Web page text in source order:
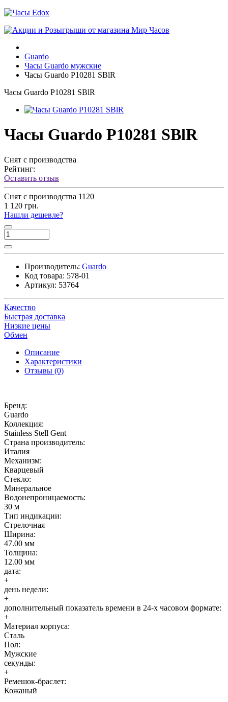
Guardo
Часы Guardo мужские
Часы Guardo P10281 SBlR
Часы Guardo P10281 SBlR
Часы Guardo P10281 SBlR
Снят с производства
Рейтинг:
Оставить отзыв
Снят с производства 1120
1 120 грн.
Нашли дешевле?
Производитель: Guardo
Код товара: 578-01
Артикул: 53764
Качество
Быстрая доставка
Низкие цены
Обмен
Описание
Характеристики
Отзывы (0)
Бренд:
Guardo
Коллекция:
Stainless Stell Gent
Страна производитель:
Италия
Механизм:
Кварцевый
Стекло:
Минеральное
Водонепроницаемость:
30 м
Тип индикации:
Стрелочная
Ширина:
47.00 мм
Толщина:
12.00 мм
дата:
+
день недели:
+
дополнительный показатель времени в 24-х часовом формате:
+
Материал корпуса:
Сталь
Пол:
Мужские
секунды:
+
Ремешок-браслет:
Кожаный